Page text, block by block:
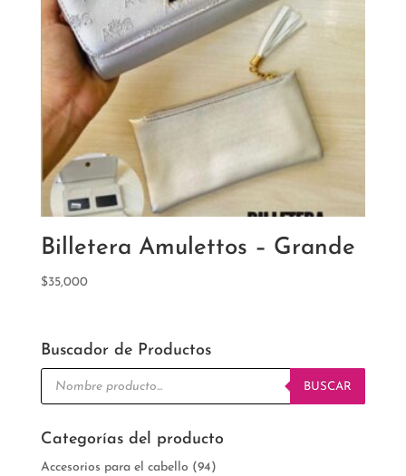
Billetera Amulettos – Grande
$35,000
Buscador de Productos
Búsqueda
productos
BUSCAR
Categorías del producto
Accesorios para el cabello (94)